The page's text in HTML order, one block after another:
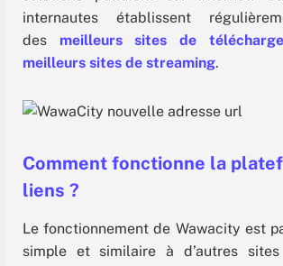
internautes établissent
des meilleurs sites de
meilleurs sites de streaming.
Comment fonctionne la
liens ?
Le fonctionnement de Wawacity est
simple et similaire à d’autres